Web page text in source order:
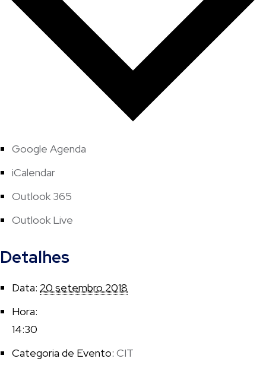
Google Agenda
iCalendar
Outlook 365
Outlook Live
Detalhes
Data: 20 setembro 2018
Hora:
14:30
Categoria de Evento: CIT